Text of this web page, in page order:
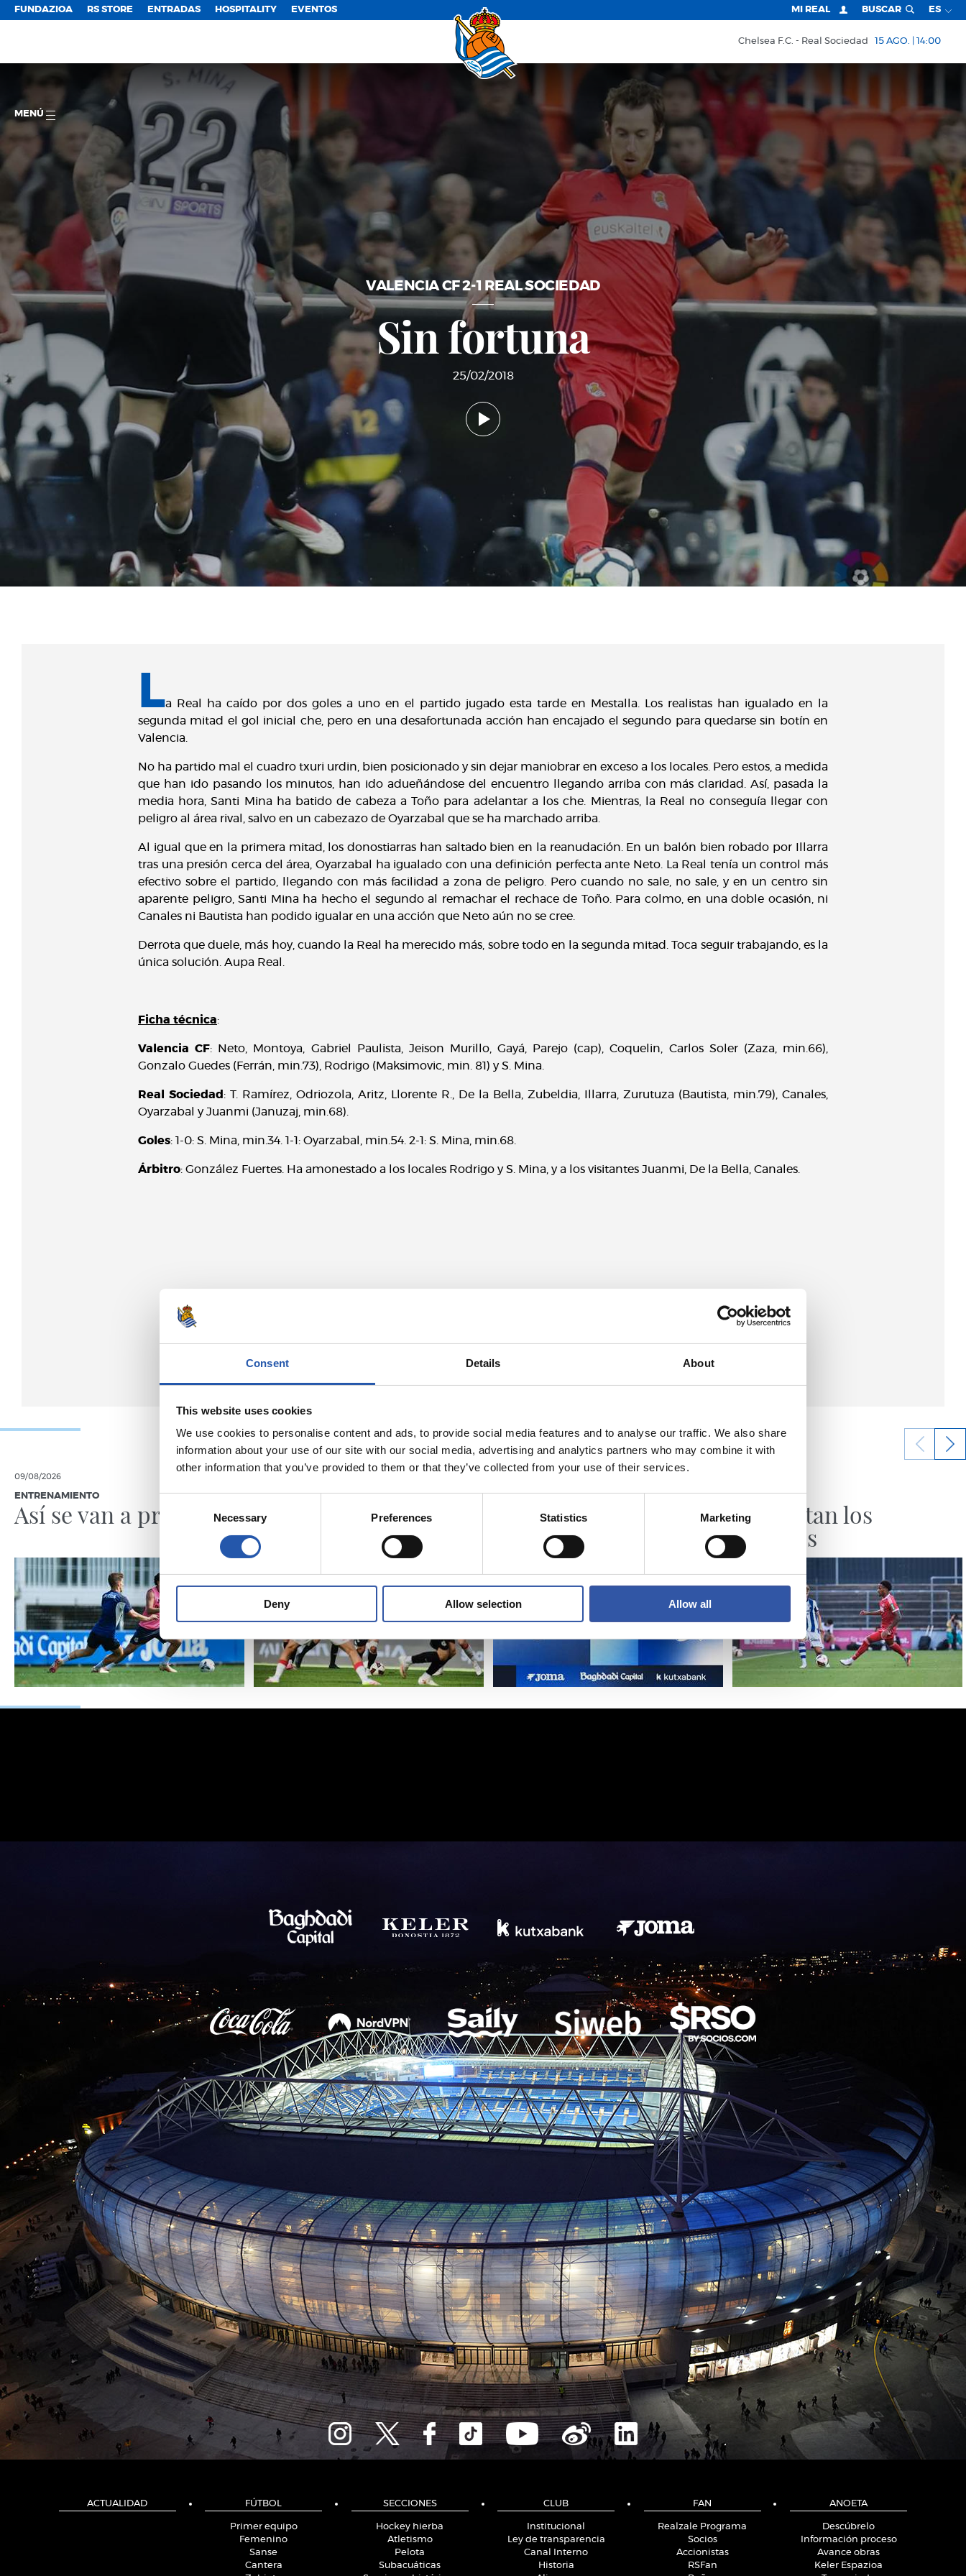
Consent Details About
This website uses cookies
We use cookies to personalise content and ads, to provide social media features and to analyse our traffic. We also share
information about your use of our site with our social media, advertising and analytics partners who may combine it with
other information that you’ve provided to them or that they’ve collected from your use of their services.
Selection
Necessary Preferences Statistics Marketing
Deny Allow selection Allow all
FUNDAZIOA RS STORE ENTRADAS HOSPITALITY EVENTOS MI REAL BUSCAR ES
Chelsea F.C. Real Sociedad 15 AGO. | 14:00
MENÚ
VALENCIA CF 2-1 REAL SOCIEDAD
Sin fortuna
25/02/2018
La Real ha caído por dos goles a uno en el partido jugado esta tarde en Mestalla. Los realistas han igualado en la
segunda mitad el gol inicial che, pero en una desafortunada acción han encajado el segundo para quedarse sin botín en
Valencia.
No ha partido mal el cuadro txuri urdin, bien posicionado y sin dejar maniobrar en exceso a los locales. Pero estos, a medida
que han ido pasando los minutos, han ido adueñándose del encuentro llegando arriba con más claridad. Así, pasada la
media hora, Santi Mina ha batido de cabeza a Toño para adelantar a los che. Mientras, la Real no conseguía llegar con
peligro al área rival, salvo en un cabezazo de Oyarzabal que se ha marchado arriba.
Al igual que en la primera mitad, los donostiarras han saltado bien en la reanudación. En un balón bien robado por Illarra
tras una presión cerca del área, Oyarzabal ha igualado con una definición perfecta ante Neto. La Real tenía un control más
efectivo sobre el partido, llegando con más facilidad a zona de peligro. Pero cuando no sale, no sale, y en un centro sin
aparente peligro, Santi Mina ha hecho el segundo al remachar el rechace de Toño. Para colmo, en una doble ocasión, ni
Canales ni Bautista han podido igualar en una acción que Neto aún no se cree.
Derrota que duele, más hoy, cuando la Real ha merecido más, sobre todo en la segunda mitad. Toca seguir trabajando, es la
única solución. Aupa Real.
Ficha técnica:
Valencia CF: Neto, Montoya, Gabriel Paulista, Jeison Murillo, Gayá, Parejo (cap), Coquelin, Carlos Soler (Zaza, min.66),
Gonzalo Guedes (Ferrán, min.73), Rodrigo (Maksimovic, min. 81) y S. Mina.
Real Sociedad : T. Ramírez, Odriozola, Aritz, Llorente R., De la Bella, Zubeldia, Illarra, Zurutuza (Bautista, min.79), Canales,
Oyarzabal y Juanmi (Januzaj, min.68).
Goles: 1-0: S. Mina, min.34. 1-1: Oyarzabal, min.54. 2-1: S. Mina, min.68.
Árbitro: González Fuertes. Ha amonestado a los locales Rodrigo y S. Mina, y a los visitantes Juanmi, De la Bella, Canales.
09/08/2026
ENTRENAMIENTO
Así se van a preparar
CRÓNICA
Otra prueba de alto
nivel
PRIMER EQUIPO
En directo
CRÓNICA
Aumentan los
minutos
ACTUALIDAD FÚTBOL
Primer equipo
Femenino
Sanse
Cantera
SECCIONES
Hockey hierba
Atletismo
Pelota
Subacuáticas
CLUB
Institucional
Ley de transparencia
Canal Interno
Historia
FAN
Realzale Programa
Socios
Accionistas
RSFan
ANOETA
Descúbrelo
Información proceso
Avance obras
Keler Espazioa